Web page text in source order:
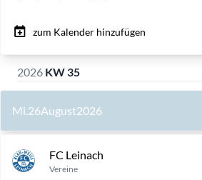
zum Kalender hinzufügen
2026 KW 35
Mi.26August2026
FC Leinach
Vereine